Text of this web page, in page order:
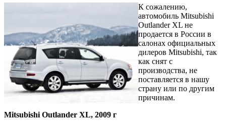
К сожалению,
автомобиль Mitsubishi
Outlander XL не
продается в России в
салонах официальных
дилеров Mitsubishi, так
как снят с
производства, не
поставляется в нашу
страну или по другим
причинам.
Mitsubishi Outlander XL, 2009 г